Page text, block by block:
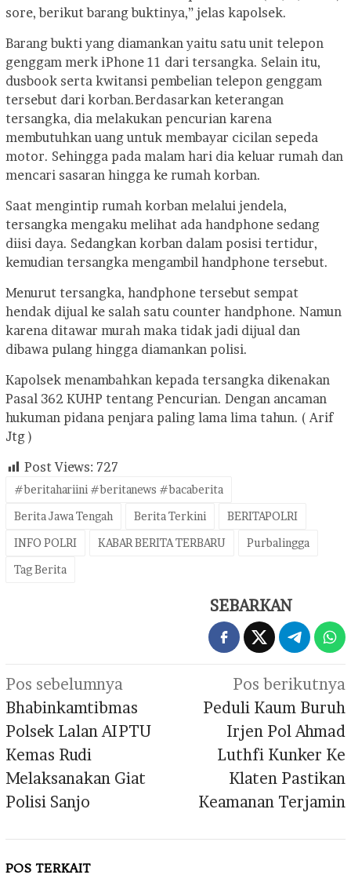
sore, berikut barang buktinya,” jelas kapolsek.
Barang bukti yang diamankan yaitu satu unit telepon
genggam merk iPhone 11 dari tersangka. Selain itu,
dusbook serta kwitansi pembelian telepon genggam
tersebut dari korban.Berdasarkan keterangan
tersangka, dia melakukan pencurian karena
membutuhkan uang untuk membayar cicilan sepeda
motor. Sehingga pada malam hari dia keluar rumah dan
mencari sasaran hingga ke rumah korban.
Saat mengintip rumah korban melalui jendela,
tersangka mengaku melihat ada handphone sedang
diisi daya. Sedangkan korban dalam posisi tertidur,
kemudian tersangka mengambil handphone tersebut.
Menurut tersangka, handphone tersebut sempat
hendak dijual ke salah satu counter handphone. Namun
karena ditawar murah maka tidak jadi dijual dan
dibawa pulang hingga diamankan polisi.
Kapolsek menambahkan kepada tersangka dikenakan
Pasal 362 KUHP tentang Pencurian. Dengan ancaman
hukuman pidana penjara paling lama lima tahun. ( Arif
Jtg )
Post Views: 727
#beritahariini #beritanews #bacaberita
Berita Jawa Tengah
Berita Terkini
BERITAPOLRI
INFO POLRI
KABAR BERITA TERBARU
Purbalingga
Tag Berita
SEBARKAN
Navigasi
pos
Pos sebelumnya
Bhabinkamtibmas
Polsek Lalan AIPTU
Kemas Rudi
Melaksanakan Giat
Polisi Sanjo
Pos berikutnya
Peduli Kaum Buruh
Irjen Pol Ahmad
Luthfi Kunker Ke
Klaten Pastikan
Keamanan Terjamin
POS TERKAIT